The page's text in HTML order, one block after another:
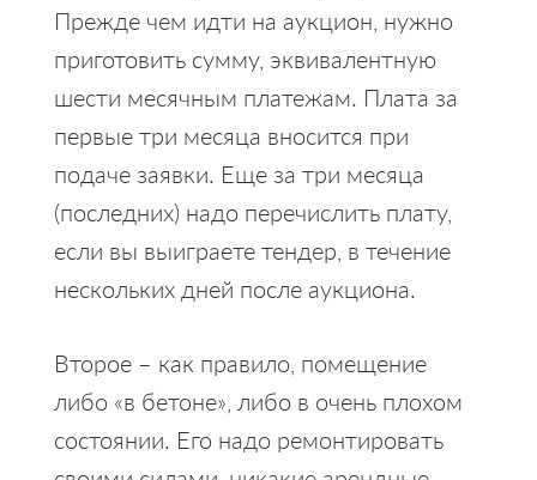
Прежде чем идти на аукцион, нужно
приготовить сумму, эквивалентную
шести месячным платежам. Плата за
первые три месяца вносится при
подаче заявки. Еще за три месяца
(последних) надо перечислить плату,
если вы выиграете тендер, в течение
нескольких дней после аукциона.
Второе – как правило, помещение
либо «в бетоне», либо в очень плохом
состоянии. Его надо ремонтировать